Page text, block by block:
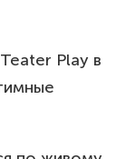
Play в